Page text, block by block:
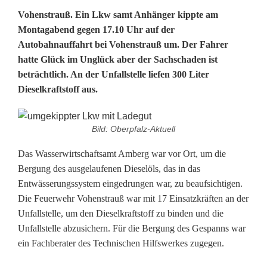
[
u
p
d
a
e
]
:
L
k
Vohenstrauß. Ein Lkw samt Anhänger kippte am
Montagabend gegen 17.10 Uhr auf der
Autobahnauffahrt bei Vohenstrauß um. Der Fahrer
hatte Glück im Unglück aber der Sachschaden ist
beträchtlich. An der Unfallstelle liefen 300 Liter
Dieselkraftstoff aus.
Bild: Oberpfalz-Aktuell
Das Wasserwirtschaftsamt Amberg war vor Ort, um die
Bergung des ausgelaufenen Dieselöls, das in das
Entwässerungssystem eingedrungen war, zu beaufsichtigen.
Die Feuerwehr Vohenstrauß war mit 17 Einsatzkräften an der
Unfallstelle, um den Dieselkraftstoff zu binden und die
Unfallstelle abzusichern. Für die Bergung des Gespanns war
ein Fachberater des Technischen Hilfswerkes zugegen.